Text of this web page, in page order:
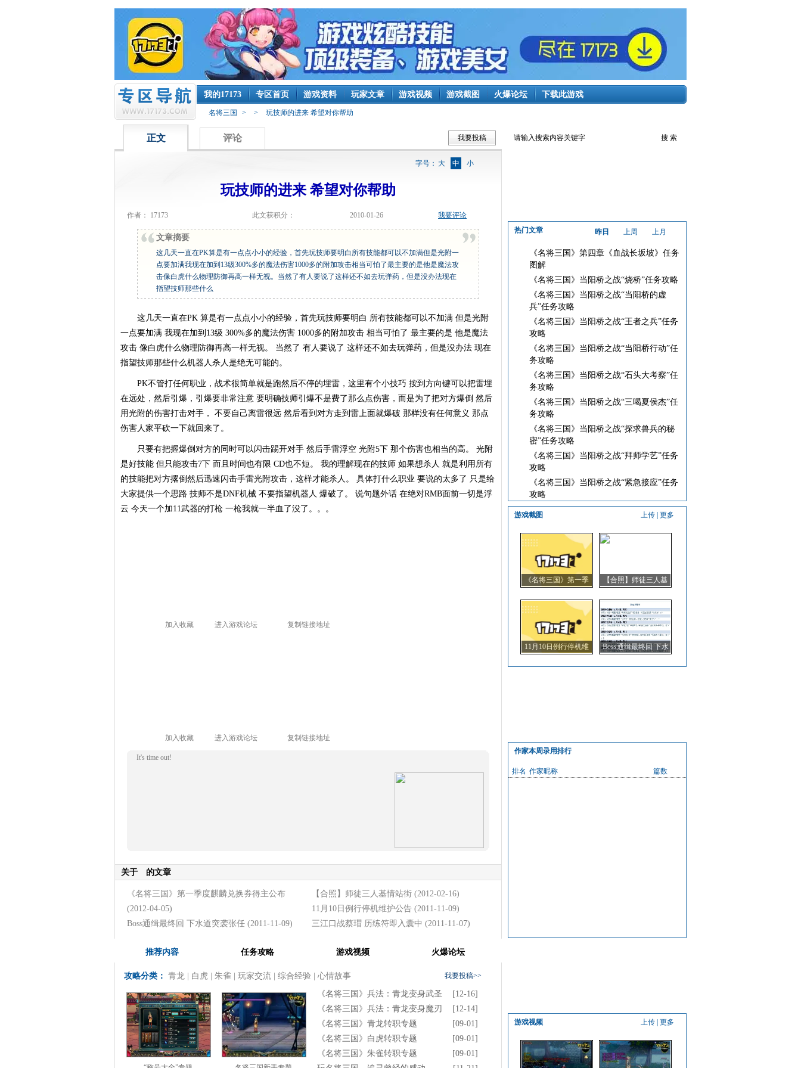
我的17173 专区首页 游戏资料 玩家文章 游戏视频 游戏截图 火爆论坛 下载此游戏
名将三国 > > 玩技师的进来 希望对你帮助
正文 评论 我要投稿
字号： 大 中 小
玩技师的进来 希望对你帮助
作者： 17173 此文获积分： 2010-01-26 我要评论
文章摘要
这几天一直在PK算是有一点点小小的经验，首先玩技师要明白所有技能都可以不加满但是光附一
点要加满我现在加到13级300%多的魔法伤害1000多的附加攻击相当可怕了最主要的是他是魔法攻
击像白虎什么物理防御再高一样无视。当然了有人要说了这样还不如去玩弹药，但是没办法现在
指望技师那些什么
这几天一直在PK 算是有一点点小小的经验，首先玩技师要明白 所有技能都可以不加满 但是光附
一点要加满 我现在加到13级 300%多的魔法伤害 1000多的附加攻击 相当可怕了 最主要的是 他是魔法
攻击 像白虎什么物理防御再高一样无视。 当然了 有人要说了 这样还不如去玩弹药，但是没办法 现在
指望技师那些什么机器人杀人是绝无可能的。
PK不管打任何职业，战术很简单就是跑然后不停的埋雷，这里有个小技巧 按到方向键可以把雷埋
在远处，然后引爆，引爆要非常注意 要明确技师引爆不是费了那么点伤害，而是为了把对方爆倒 然后
用光附的伤害打击对手， 不要自己离雷很远 然后看到对方走到雷上面就爆破 那样没有任何意义 那点
伤害人家平砍一下就回来了。
只要有把握爆倒对方的同时可以闪击踢开对手 然后手雷浮空 光附5下 那个伤害也相当的高。 光附
是好技能 但只能攻击7下 而且时间也有限 CD也不短。 我的理解现在的技师 如果想杀人 就是利用所有
的技能把对方撂倒然后迅速闪击手雷光附攻击，这样才能杀人。 具体打什么职业 要说的太多了 只是给
大家提供一个思路 技师不是DNF机械 不要指望机器人 爆破了。 说句题外话 在绝对RMB面前一切是浮
云 今天一个加11武器的打枪 一枪我就一半血了没了。。。
加入收藏 进入游戏论坛 复制链接地址
加入收藏 进入游戏论坛 复制链接地址
It's time out!
关于 的文章
《名将三国》第一季度麒麟兑换券得主公布
(2012-04-05)
【合照】师徒三人基情站街 (2012-02-16)
11月10日例行停机维护公告 (2011-11-09)
Boss通缉最终回 下水道突袭张任 (2011-11-09) 三江口战蔡瑁 历练符即入囊中 (2011-11-07)
推荐内容 任务攻略 游戏视频 火爆论坛
我要投稿>>
攻略分类： 青龙 白虎 朱雀 玩家交流 综合经验 心情故事
[12-16]
《名将三国》兵法：青龙变身武圣
[12-14]
《名将三国》兵法：青龙变身魔刃
[09-01]
《名将三国》青龙转职专题
[09-01]
《名将三国》白虎转职专题
[09-01]
《名将三国》朱雀转职专题
热门文章 昨日 上周 上月
《名将三国》第四章《血战长坂坡》任务
图解
《名将三国》当阳桥之战“烧桥”任务攻略
《名将三国》当阳桥之战“当阳桥的虚
兵”任务攻略
《名将三国》当阳桥之战“王者之兵”任务
攻略
《名将三国》当阳桥之战“当阳桥行动”任
务攻略
《名将三国》当阳桥之战“石头大考察”任
务攻略
《名将三国》当阳桥之战“三喝夏侯杰”任
务攻略
《名将三国》当阳桥之战“探求兽兵的秘
密”任务攻略
《名将三国》当阳桥之战“拜师学艺”任务
攻略
《名将三国》当阳桥之战“紧急接应”任务
攻略
上传 更多
游戏截图
《名将三国》第一季
【合照】师徒三人基
11月10日例行停机维
Boss通缉最终回 下水
作家本周录用排行
篇数
排名 作家昵称
上传 更多
游戏视频